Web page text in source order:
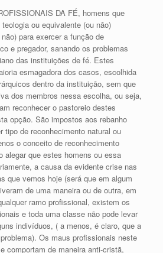
DA FÉ, homens que
ou equivalente (ou não)
para exercer a função de
e pregador, sanando os problemas
das instituições de fé. Estes
esmagadora dos casos, escolhida
dentro da instituição, sem que
dos membros nessa escolha, ou seja,
reconhecer o pastoreio destes
opção. São impostos aos rebanho
tipo de reconhecimento natural ou
o conceito de reconhecimento
alegar que estes homens ou essa
a causa da evidente crise nas
que vemos hoje (será que em algum
de uma maneira ou de outra, em
ramo profissional, existem os
e toda uma classe não pode levar
indivíduos, ( a menos, é claro, que a
Os maus profissionais neste
comportam de maneira anti-cristã,